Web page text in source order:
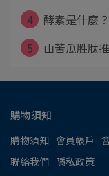
4
酵素是什麼
5
山苦瓜胜肽
購物須知
購物須知 會員帳戶
聯絡我們 隱私政策